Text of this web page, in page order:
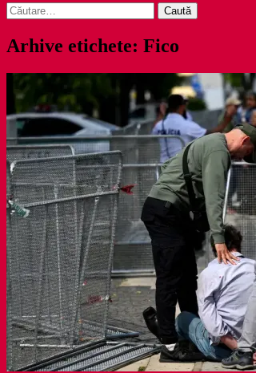
Caută
după:
Arhive etichete: Fico